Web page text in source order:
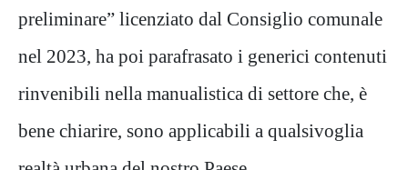
preliminare” licenziato dal Consiglio comunale
nel 2023, ha poi parafrasato i generici contenuti
rinvenibili nella manualistica di settore che, è
bene chiarire, sono applicabili a qualsivoglia